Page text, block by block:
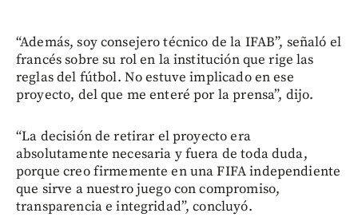
“Además, soy consejero técnico de la IFAB”, señaló el
francés sobre su rol en la institución que rige las
reglas del fútbol. No estuve implicado en ese
proyecto, del que me enteré por la prensa”, dijo.
“La decisión de retirar el proyecto era
absolutamente necesaria y fuera de toda duda,
porque creo firmemente en una FIFA independiente
que sirve a nuestro juego con compromiso,
transparencia e integridad”, concluyó.